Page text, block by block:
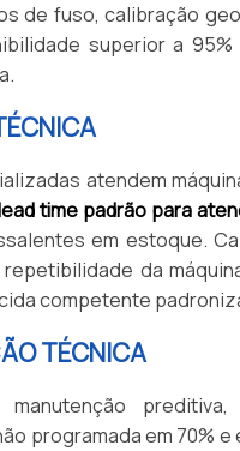
de fuso, calibração
superior a
atendem
time padrão para
em estoque.
da
competente
TÉCNICA
programada em 70%